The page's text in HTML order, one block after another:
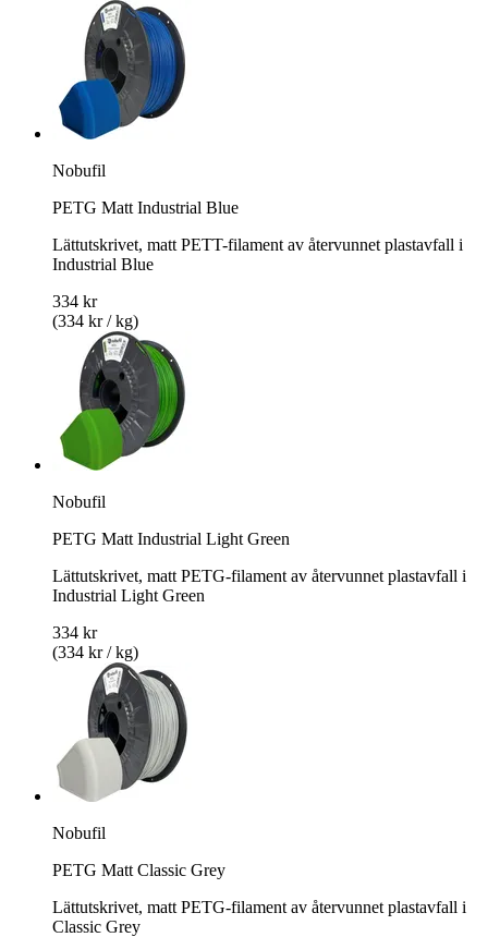
Nobufil
PETG Matt Industrial Blue
Lättutskrivet, matt PETT-filament av återvunnet plastavfall i
Industrial Blue
334 kr
(334 kr / kg)
Nobufil
PETG Matt Industrial Light Green
Lättutskrivet, matt PETG-filament av återvunnet plastavfall i
Industrial Light Green
334 kr
(334 kr / kg)
Nobufil
PETG Matt Classic Grey
Lättutskrivet, matt PETG-filament av återvunnet plastavfall i
Classic Grey